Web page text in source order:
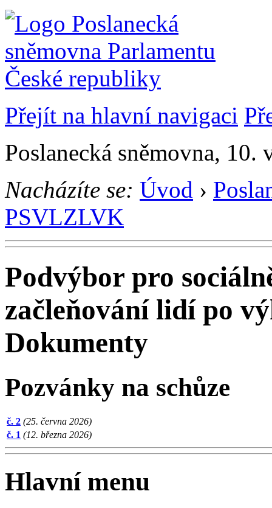
Přejít na hlavní navigaci
Poslanecká sněmovna,
Nacházíte se: Úvod ›
PSVLZLVK
Podvýbor pro
začleňování lidí po
Dokumenty
Pozvánky na schůze
č. 2 (25. června 2026)
č. 1 (12. března 2026)
Hlavní menu